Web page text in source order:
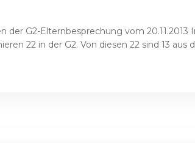
G2-Elternbesprechung vom 20.11.2013
22 in der G2. Von diesen 22 sind 13